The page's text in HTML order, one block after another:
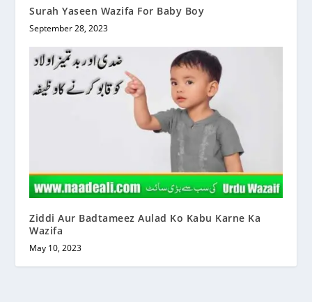
Surah Yaseen Wazifa For Baby Boy
September 28, 2023
Ziddi Aur Badtameez Aulad Ko Kabu Karne Ka
Wazifa
May 10, 2023